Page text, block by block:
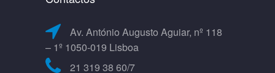
Av. António Augusto Aguiar, nº 118
– 1º 1050-019 Lisboa
21 319 38 60/7